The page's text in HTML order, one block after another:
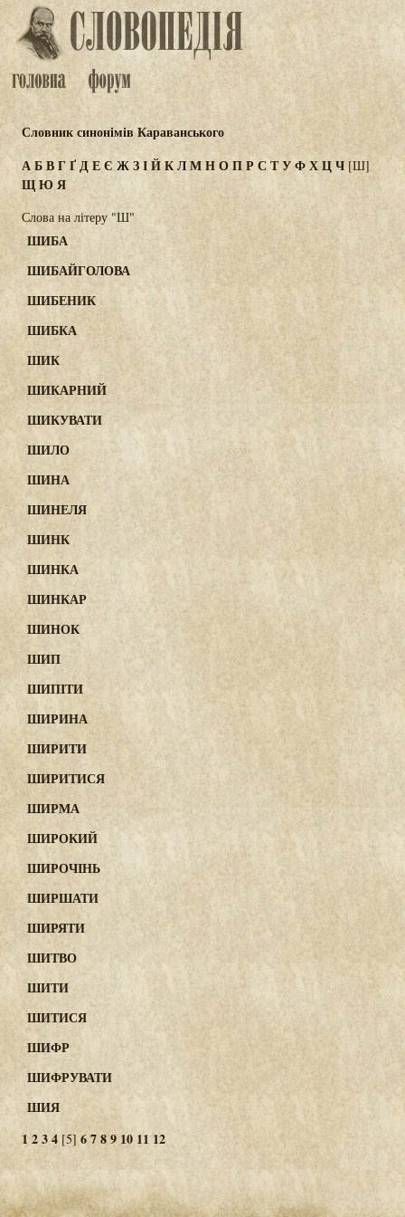
Словник синонімів Караванського
АБВГҐДЕЄ ЖЗІЙКЛМНОПР СТУФХЦЧ [Ш]
ЩЮ Я
Слова на літеру "Ш"
ШИБА
ШИБАЙГОЛОВА
ШИБЕНИК
ШИБКА
ШИК
ШИКАРНИЙ
ШИКУВАТИ
ШИЛО
ШИНА
ШИНЕЛЯ
ШИНК
ШИНКА
ШИНКАР
ШИНОК
ШИП
ШИПІТИ
ШИРИНА
ШИРИТИ
ШИРИТИСЯ
ШИРМА
ШИРОКИЙ
ШИРОЧІНЬ
ШИРШАТИ
ШИРЯТИ
ШИТВО
ШИТИ
ШИТИСЯ
ШИФР
ШИФРУВАТИ
ШИЯ
1234 [5] 6789 10 11 12